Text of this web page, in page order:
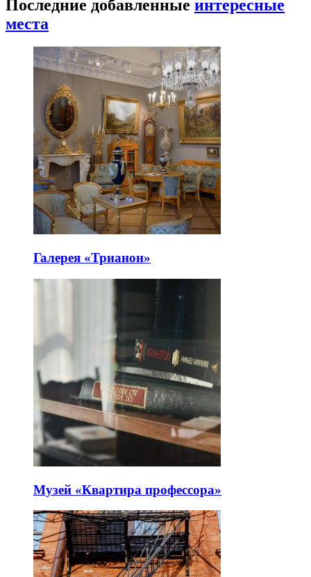
Последние добавленные интересные
места
Галерея «Трианон»
Музей «Квартира профессора»